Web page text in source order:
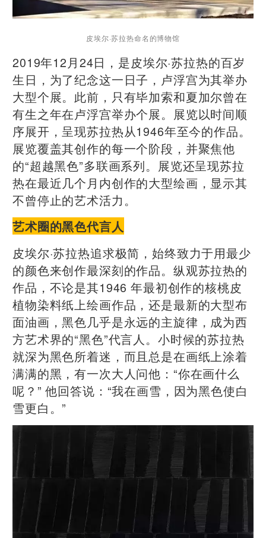
皮埃尔·苏拉热命名的博物馆
2019年12月24日，是皮埃尔·苏拉热的百岁
生日，为了纪念这一日子，卢浮宫为其举办
大型个展。此前，只有毕加索和夏加尔曾在
有生之年在卢浮宫举办个展。展览以时间顺
序展开，呈现苏拉热从1946年至今的作品。
展览覆盖其创作的每一个阶段，并聚焦他
的“超越黑色”多联画系列。展览还呈现苏拉
热在最近几个月内创作的大型绘画，显示其
不曾停止的艺术活力。
艺术圈的黑色代言人
皮埃尔·苏拉热追求极简，始终致力于用最少
的颜色来创作最深刻的作品。纵观苏拉热的
作品，不论是其1946 年最初创作的核桃皮
植物染料纸上绘画作品，还是最新的大型布
面油画，黑色几乎是永远的主旋律，成为西
方艺术界的“黑色”代言人。小时候的苏拉热
就深为黑色所着迷，而且总是在画纸上涂着
满满的黑，有一次大人问他：“你在画什么
呢？” 他回答说：“我在画雪，因为黑色使白
雪更白。”